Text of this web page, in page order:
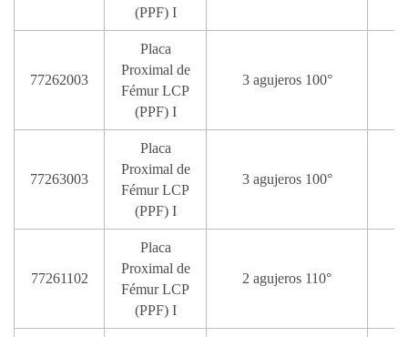
(PPF) I
77262003
Placa
Proximal de
Fémur LCP
(PPF) I
3 agujeros 100°
77263003
Placa
Proximal de
Fémur LCP
(PPF) I
3 agujeros 100°
77261102
Placa
Proximal de
Fémur LCP
(PPF) I
2 agujeros 110°